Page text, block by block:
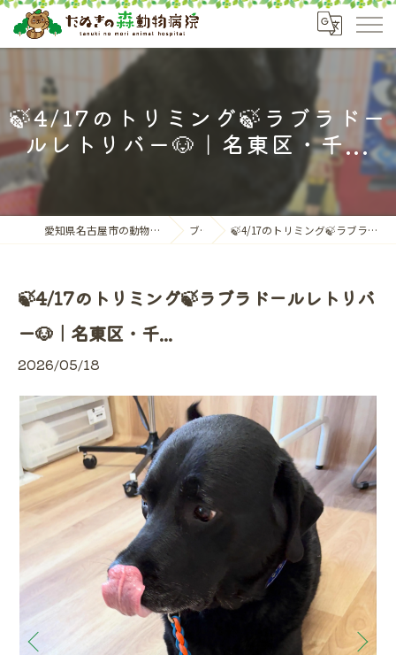
🍃4/17のトリミング🍃ラブラドー
ルレトリバー🐶｜名東区・千...
愛知県名古屋市の動物病院ならたぬきの森動物病院 ブログ 🍃4/17のトリミング🍃ラブラドールレトリバー🐶｜名東区・千...
🍃4/17のトリミング🍃ラブラドールレトリバ
ー🐶｜名東区・千...
2026/05/18